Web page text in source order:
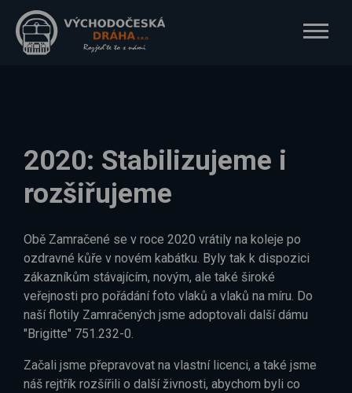
2020: Stabilizujeme i
rozšiřujeme
Obě Zamračené se v roce 2020 vrátily na koleje po
ozdravné kůře v novém kabátku. Byly tak k dispozici
zákazníkům stávajícím, novým, ale také široké
veřejnosti pro pořádání foto vlaků a vlaků na míru. Do
naší flotily Zamračených jsme adoptovali další dámu
"Brigitte" 751.232-0.
Začali jsme přepravovat na vlastní licenci, a také jsme
náš rejtřík rozšířili o další živnosti, abychom byli co